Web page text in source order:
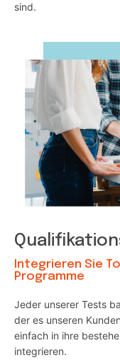
sind.
Integrieren Sie
Programme
Jeder unserer Tests
der es unseren
einfach in ihre
integrieren.